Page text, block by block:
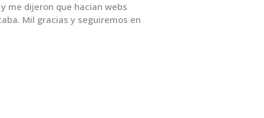
me dijeron que hacian webs
Mil gracias y seguiremos en